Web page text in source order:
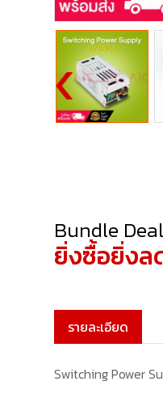
Bundle
ยิ่งซื้อยิ่งล
รายละเอียด
Switching Power